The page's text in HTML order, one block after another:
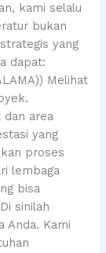
kami selalu
bukan
yang
dapat:
Melihat
dan area
yang
proses
lembaga
bisa
sinilah
Anda. Kami